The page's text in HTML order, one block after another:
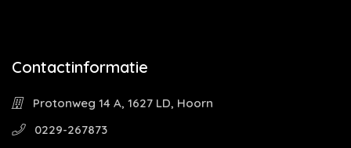
Contactinformatie
Protonweg 14 A, 1627 LD, Hoorn
0229-267873